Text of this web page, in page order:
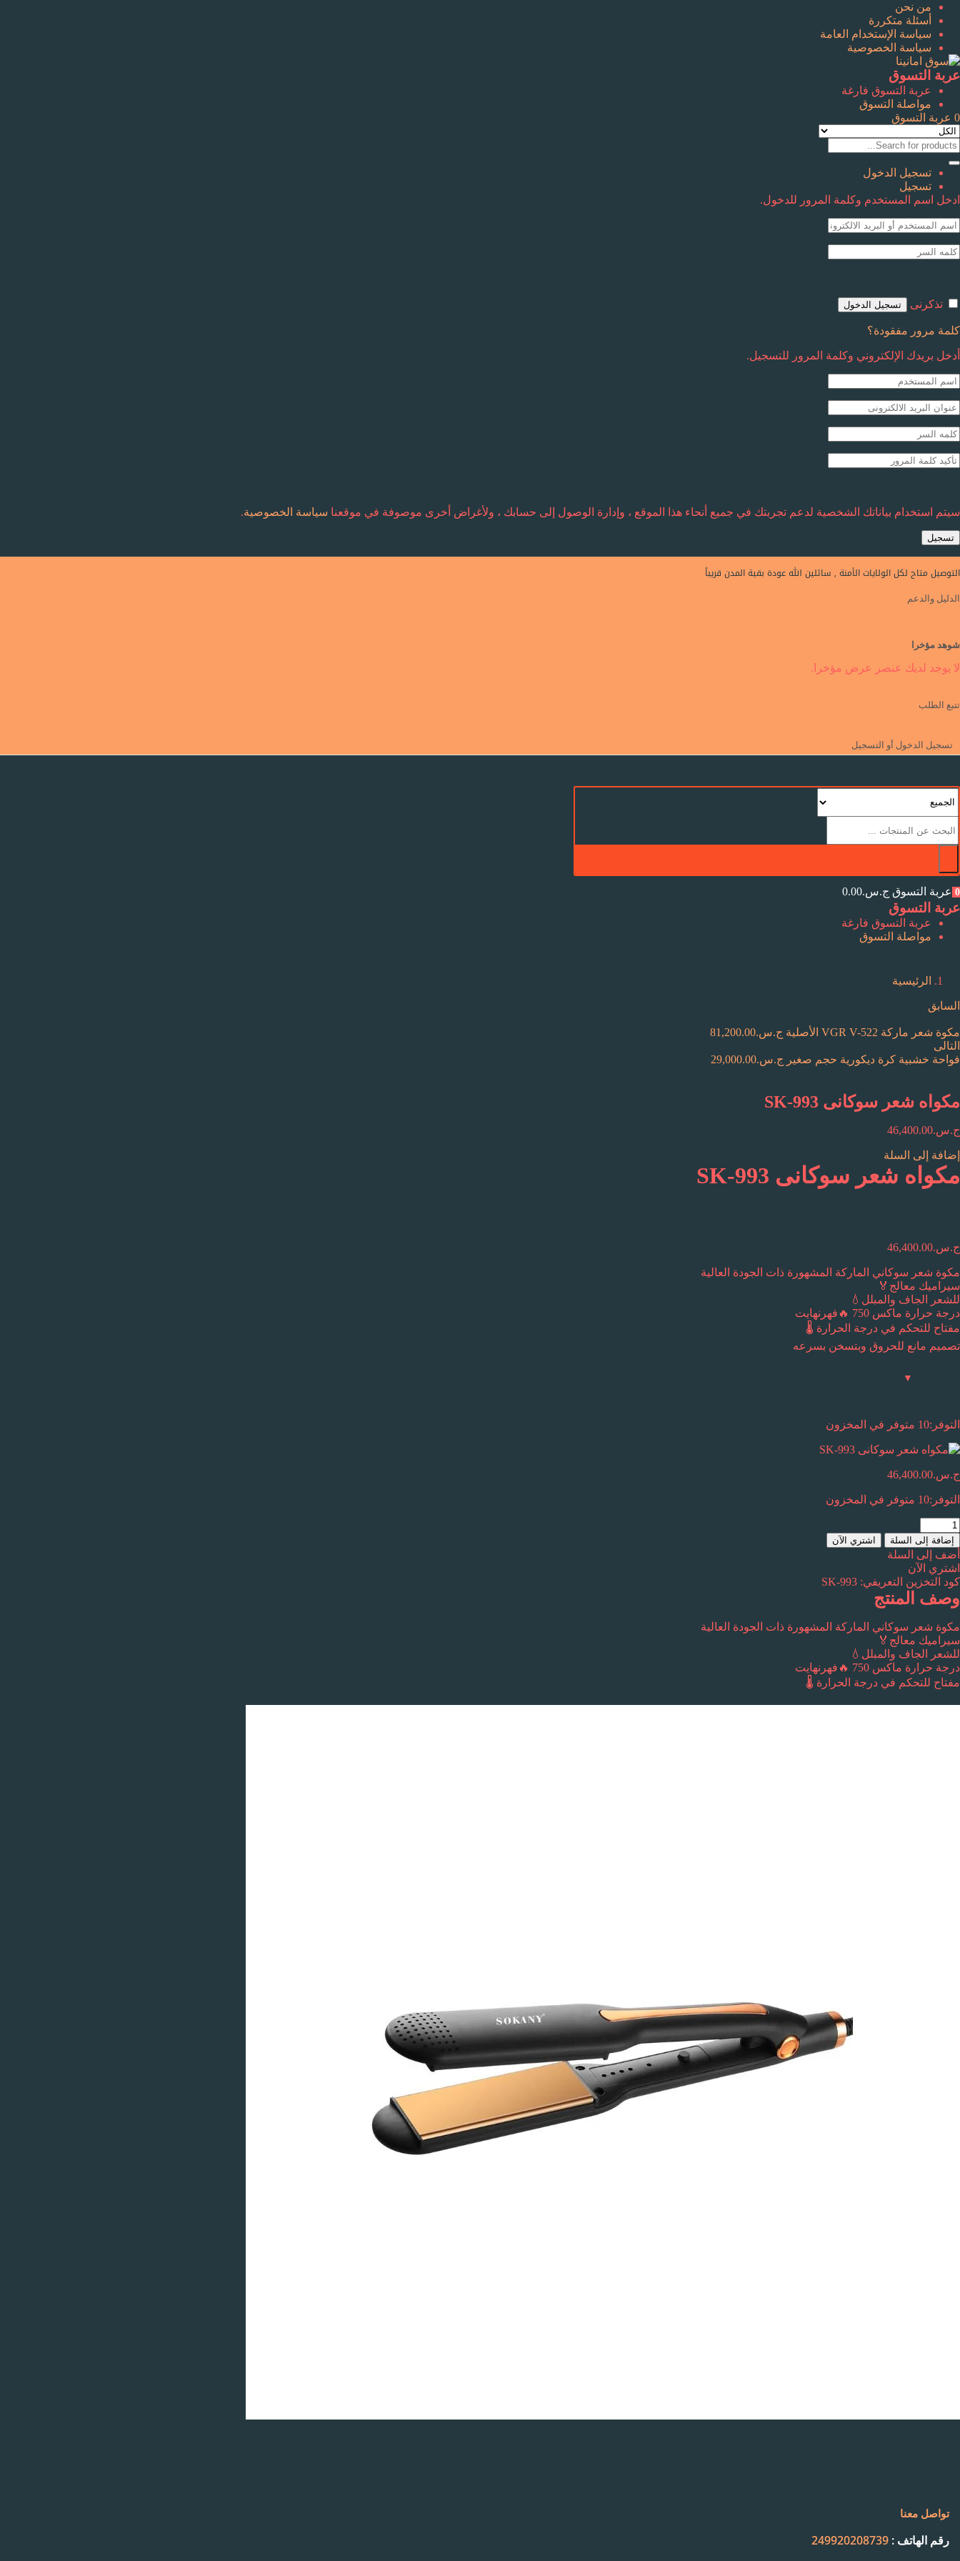
من نحن
أسئلة متكررة
سياسة الإستخدام العامة
سياسة الخصوصية
عربة التسوق
عربة التسوق فارغة
مواصلة التسوق
0 عربة التسوق
تسجيل الدخول
تسجيل
ادخل اسم المستخدم وكلمة المرور للدخول.
تذكرنى تسجيل الدخول
كلمة مرور مفقودة؟
أدخل بريدك الإلكتروني وكلمة المرور للتسجيل.
سيتم استخدام بياناتك الشخصية لدعم تجربتك في جميع أنحاء هذا الموقع ، وإدارة الوصول إلى حسابك ، ولأغراض أخرى موصوفة في موقعنا سياسة الخصوصية.
تسجيل
التوصيل متاح لكل الولايات الأمنة , سائلين الله عودة بقية المدن قريباً
الدليل والدعم
شوهد مؤخرا
لا يوجد لديك عنصر عرض مؤخرا.
تتبع الطلب
تسجيل الدخول أو التسجيل
0 عربة التسوق ج.س.0.00
عربة التسوق
عربة التسوق فارغة
مواصلة التسوق
الرئيسية
السابق
مكوة شعر ماركة VGR V-522 الأصلية ج.س.81,200.00
التالى
فواحة خشبية كرة ديكورية حجم صغير ج.س.29,000.00
مكواه شعر سوكانى SK-993
ج.س.46,400.00
إضافة إلى السلة
مكواه شعر سوكانى SK-993
ج.س.46,400.00
مكوة شعر سوكاني الماركة المشهورة ذات الجودة العالية
سيراميك معالج🏅
للشعر الجاف والمبلل💧
درجة حرارة ماكس 750 🔥فهرنهايت
مفتاح للتحكم في درجة الحرارة 🌡
تصميم مانع للحروق وبتسخن بسرعه
التوفر:10 متوفر في المخزون
ج.س.46,400.00
التوفر:10 متوفر في المخزون
كمية
مكواه
شعر
سوكانى
SK-
993
إضافة إلى السلة اشتري الآن
أضف إلى السلة
اشتري الآن
كود التخزين التعريفي: SK-993
وصف المنتج
مكوة شعر سوكاني الماركة المشهورة ذات الجودة العالية
سيراميك معالج🏅
للشعر الجاف والمبلل💧
درجة حرارة ماكس 750 🔥فهرنهايت
مفتاح للتحكم في درجة الحرارة 🌡
تواصل معنا
رقم الهاتف : 249920208739